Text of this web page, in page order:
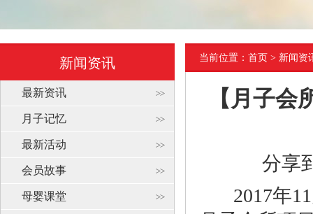
新闻资讯
最新资讯
月子记忆
最新活动
会员故事
母婴课堂
当前位置： 首页 > 新闻资
【月子
分享
2017年11